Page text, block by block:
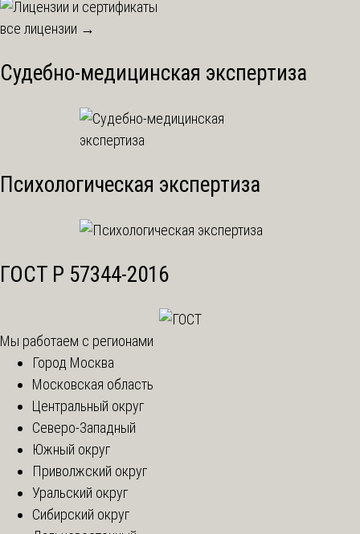
все лицензии →
Судебно-медицинская экспертиза
Психологическая экспертиза
ГОСТ Р 57344-2016
Мы работаем с регионами
Город Москва
Московская область
Центральный округ
Северо-Западный
Южный округ
Приволжский округ
Уральский округ
Сибирский округ